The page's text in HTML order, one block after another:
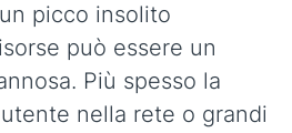
picco insolito
può essere un
Più spesso la
nella rete o grandi